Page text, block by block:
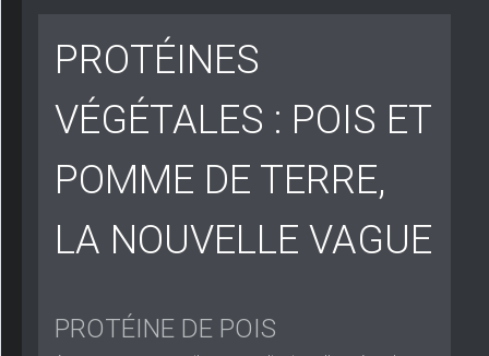
PROTÉINES
VÉGÉTALES : POIS ET
POMME DE TERRE,
LA NOUVELLE VAGUE
PROTÉINE DE POIS